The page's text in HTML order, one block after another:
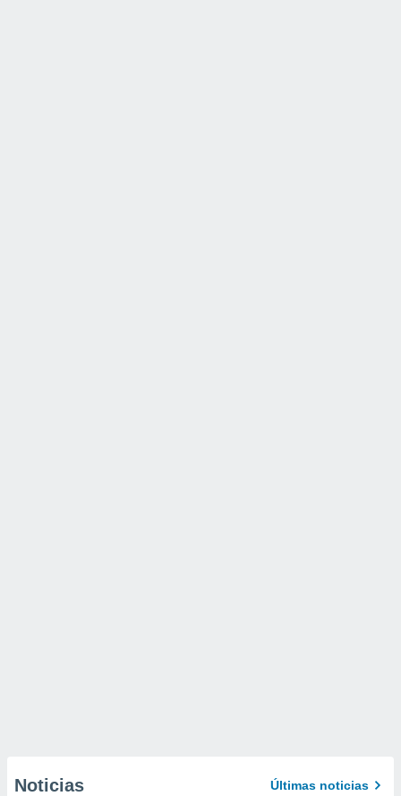
Noticias Últimas noticias